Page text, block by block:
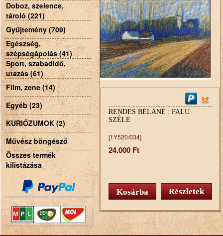
Doboz, szelence,
tároló (221)
Gyűjtemény (709)
Egészség,
szépségápolás (41)
Sport, szabadidő,
utazás (61)
Film, zene (14)
Egyéb (23)
KURIÓZUMOK (2)
Művész böngésző
Összes termék
kilistázása
RENDES BÉLÁNÉ : FALU
SZÉLE
[1Y520/034]
24.000 Ft
Részletek